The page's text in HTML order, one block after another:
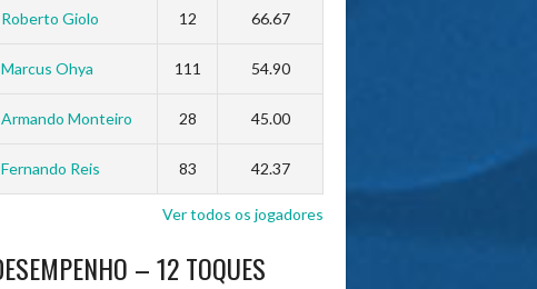
Roberto Giolo 12 66.67
Marcus Ohya 111 54.90
Armando Monteiro 28 45.00
Fernando Reis 83 42.37
Ver todos os jogadores
– 12 TOQUES